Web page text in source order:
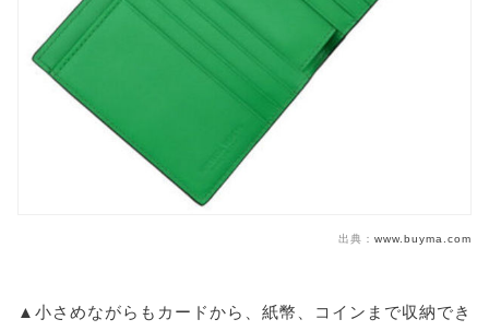
出典： www.buyma.com
▲小さめながらもカードから、紙幣、コインまで収納でき